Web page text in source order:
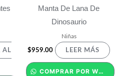
AL
Manta De Lana De
Dinosaurio
Niñas
$959.00 LEER MÁS
COMPRAR POR WHATSAPP